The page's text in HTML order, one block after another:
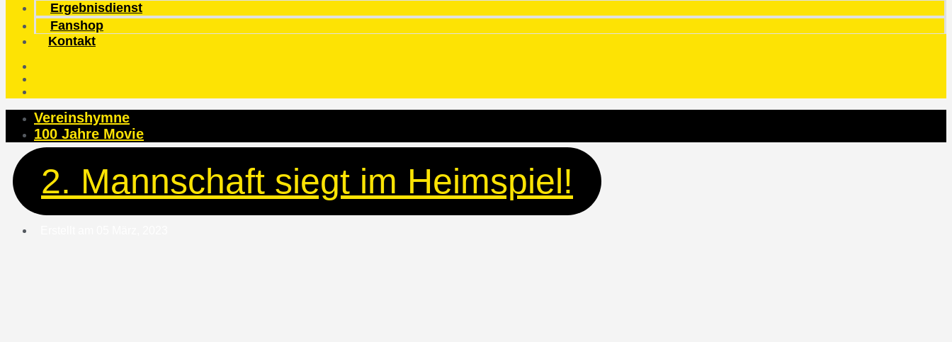
Ergebnisdienst
Fanshop
Kontakt
Vereinshymne
100 Jahre Movie
2. Mannschaft siegt im Heimspiel!